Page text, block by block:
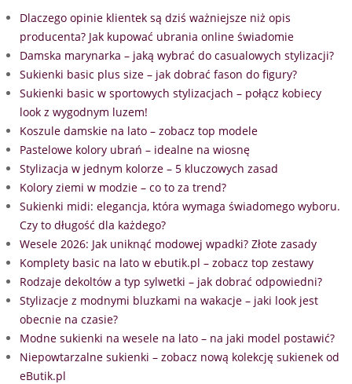
Dlaczego opinie klientek są dziś ważniejsze niż opis
producenta? Jak kupować ubrania online świadomie
Damska marynarka – jaką wybrać do casualowych stylizacji?
Sukienki basic plus size – jak dobrać fason do figury?
Sukienki basic w sportowych stylizacjach – połącz kobiecy
look z wygodnym luzem!
Koszule damskie na lato – zobacz top modele
Pastelowe kolory ubrań – idealne na wiosnę
Stylizacja w jednym kolorze – 5 kluczowych zasad
Kolory ziemi w modzie – co to za trend?
Sukienki midi: elegancja, która wymaga świadomego wyboru.
Czy to długość dla każdego?
Wesele 2026: Jak uniknąć modowej wpadki? Złote zasady
Komplety basic na lato w ebutik.pl – zobacz top zestawy
Rodzaje dekoltów a typ sylwetki – jak dobrać odpowiedni?
Stylizacje z modnymi bluzkami na wakacje – jaki look jest
obecnie na czasie?
Modne sukienki na wesele na lato – na jaki model postawić?
Niepowtarzalne sukienki – zobacz nową kolekcję sukienek od
eButik.pl